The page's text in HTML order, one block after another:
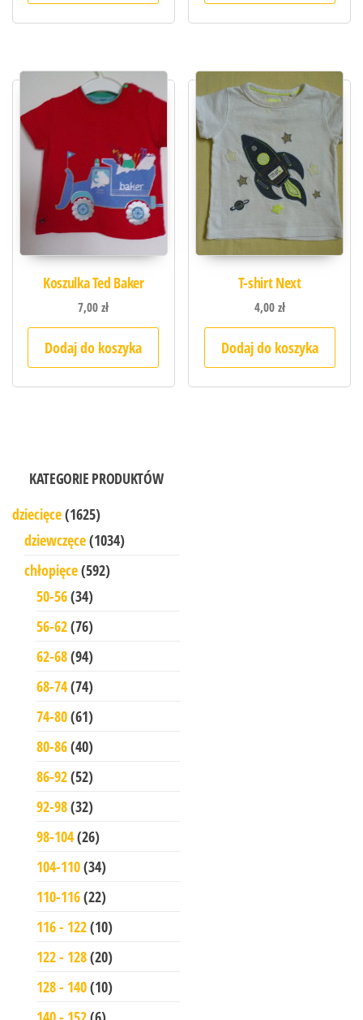
Koszulka Ted Baker
7,00zł
Dodaj do koszyka
T-shirt Next
4,00zł
Dodaj do koszyka
KATEGORIE PRODUKTÓW
dziecięce(1625)
dziewczęce(1034)
chłopięce(592)
50-56(34)
56-62(76)
62-68(94)
68-74(74)
74-80(61)
80-86(40)
86-92(52)
92-98(32)
98-104(26)
104-110(34)
110-116(22)
116 - 122(10)
122 - 128(20)
128 - 140(10)